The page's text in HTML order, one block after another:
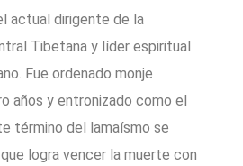
actual dirigente de la
Tibetana y líder espiritual
Fue ordenado monje
años y entronizado como el
término del lamaísmo se
logra vencer la muerte con